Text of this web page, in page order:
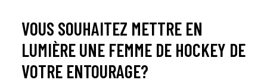
VOUS SOUHAITEZ METTRE EN
LUMIÈRE UNE FEMME DE HOCKEY DE
VOTRE ENTOURAGE?